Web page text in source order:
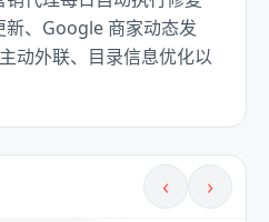
新、Google 商家动态发
动外联、目录信息优化以
‹ ›